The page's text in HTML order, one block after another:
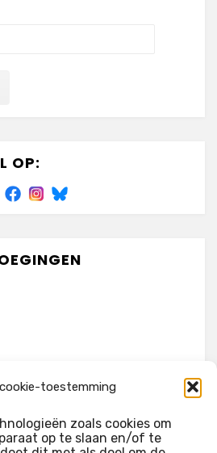
toestemming
zoals cookies om
op te slaan en/of te
OP: